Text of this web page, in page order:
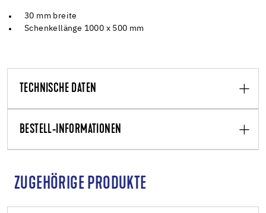
30 mm breite
Schenkellänge 1000 x 500 mm
TECHNISCHE DATEN
BESTELL-INFORMATIONEN
ZUGEHÖRIGE PRODUKTE